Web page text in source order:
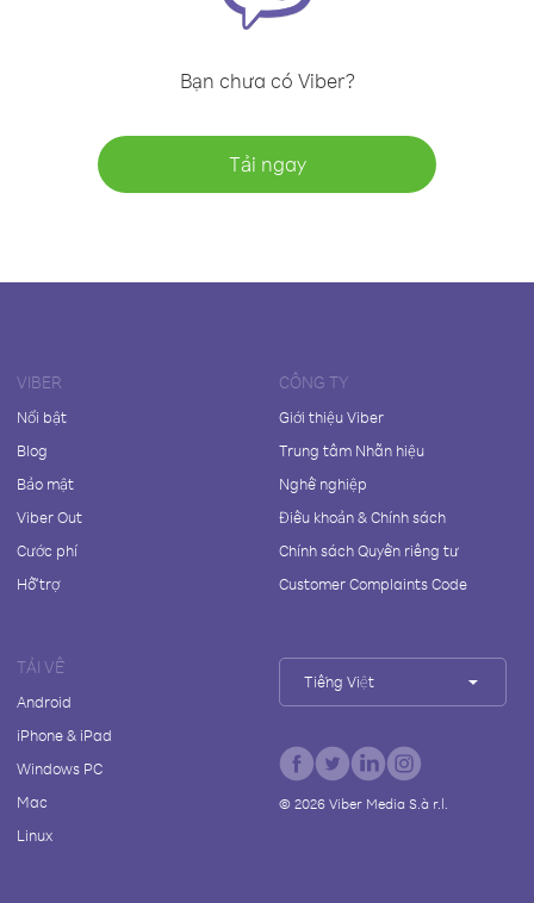
Bạn chưa có Viber?
Tải ngay
VIBER
Nổi bật
Blog
Bảo mật
Viber Out
Cước phí
Hỗ trợ
CÔNG TY
Giới thiệu Viber
Trung tâm Nhãn hiệu
Nghề nghiệp
Điều khoản & Chính sách
Chính sách Quyền riêng tư
Customer Complaints Code
TẢI VỀ
Android
iPhone & iPad
Windows PC
Mac
Linux
Tiếng Việt
© 2026Viber Media S.à r.l.